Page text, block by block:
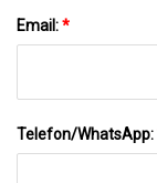
Email:*
Telefon/WhatsApp: